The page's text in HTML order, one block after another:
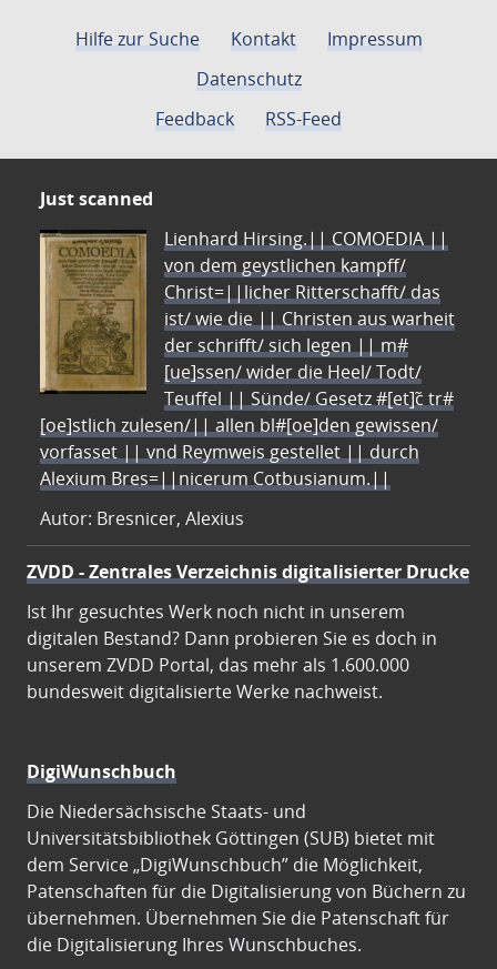
Hilfe zur Suche Kontakt
Impressum
Datenschutz
Feedback
RSS-Feed
Just scanned
Lienhard Hirsing.|| COMOEDIA ||
von dem geystlichen kampff/
Christ=||licher Ritterschafft/ das
ist/ wie die || Christen aus warheit
der schrifft/ sich legen || m#
[ue]ssen/ wider die Heel/ Todt/
Teuffel || Sünde/ Gesetz #[et]c̃ tr#
[oe]stlich zulesen/|| allen bl#[oe]den gewissen/
vorfasset || vnd Reymweis gestellet || durch
Alexium Bres=||nicerum Cotbusianum.||
Autor: Bresnicer, Alexius
ZVDD - Zentrales Verzeichnis digitalisierter Drucke
Ist Ihr gesuchtes Werk noch nicht in unserem
digitalen Bestand? Dann probieren Sie es doch in
unserem ZVDD Portal, das mehr als 1.600.000
bundesweit digitalisierte Werke nachweist.
DigiWunschbuch
Die Niedersächsische Staats- und
Universitätsbibliothek Göttingen (SUB) bietet mit
dem Service „DigiWunschbuch” die Möglichkeit,
Patenschaften für die Digitalisierung von Büchern zu
übernehmen. Übernehmen Sie die Patenschaft für
die Digitalisierung Ihres Wunschbuches.